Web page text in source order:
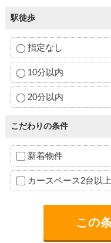
駅徒歩
指定なし
10分以内
20分以内
こだわりの条件
新着物件
カースペース2台以上